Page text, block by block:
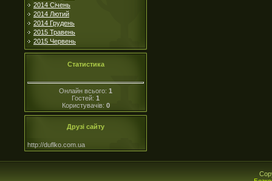
2014 Січень
2014 Лютий
2014 Грудень
2015 Травень
2015 Червень
Статистика
Онлайн всього: 1
Гостей: 1
Користувачів: 0
Друзі сайту
http://duflko.com.ua